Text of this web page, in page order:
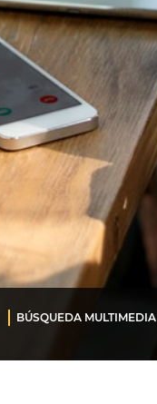
BÚSQUEDA MULTIMEDIA